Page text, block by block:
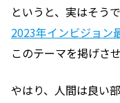
というと、実はそう
2023年インビジョン
このテーマを掲げさ
やはり、人間は良い